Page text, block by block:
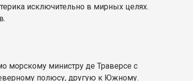
исключительно в мирных целях.
морскому министру де Траверсе с
полюсу, другую к Южному.